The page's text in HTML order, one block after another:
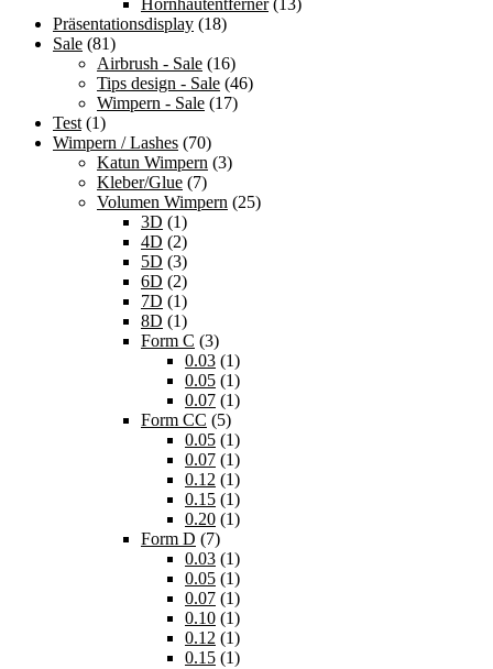
Hornhautentferner (13)
Präsentationsdisplay (18)
Sale (81)
Airbrush - Sale (16)
Tips design - Sale (46)
Wimpern - Sale (17)
Test (1)
Wimpern / Lashes (70)
Katun Wimpern (3)
Kleber/Glue (7)
Volumen Wimpern (25)
3D (1)
4D (2)
5D (3)
6D (2)
7D (1)
8D (1)
Form C (3)
0.03 (1)
0.05 (1)
0.07 (1)
Form CC (5)
0.05 (1)
0.07 (1)
0.12 (1)
0.15 (1)
0.20 (1)
Form D (7)
0.03 (1)
0.05 (1)
0.07 (1)
0.10 (1)
0.12 (1)
0.15 (1)